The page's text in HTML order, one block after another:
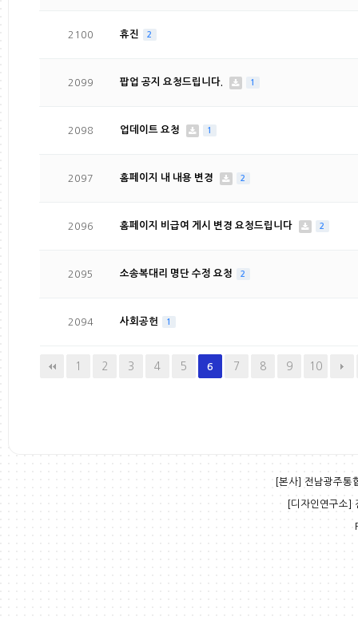
2100 휴진 2
2099 팝업 공지 요청드립니다. 1
2098 업데이트 요청 1
2097 홈페이지 내 내용 변경 2
2096 홈페이지 비급여 게시 변경 요청드립니다 2
2095 소송복대리 명단 수정 요청 2
2094 사회공헌 1
1 2 3 4 5 6 7 8 9 10
[본사] 전남광주
[디자인연구소]